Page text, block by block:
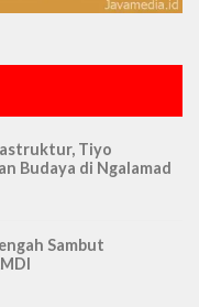
Tiyo
Budaya di Ngalamad
Sambut